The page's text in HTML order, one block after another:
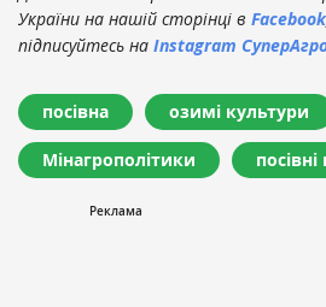
України на нашій сторінці в Facebook
підписуйтесь на Instagram
посівна озимі культури
Мінагрополітики